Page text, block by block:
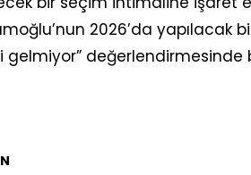
2026’da yapılacak
gelmiyor” değerlendirmesinde